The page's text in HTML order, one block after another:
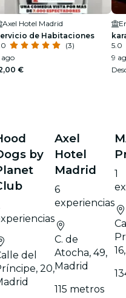
Axel Hotel Madrid
de Habitaciones
(3)
ago
€
5.0
9
by
del
20,
Axel
Hotel
Madrid
6
experiencias
C. de
Atocha, 49,
Madrid
115 metros
1